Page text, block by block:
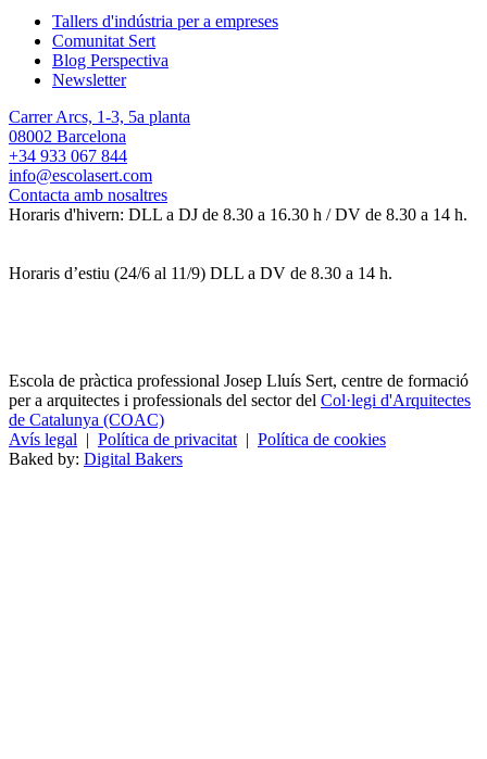
Tallers d'indústria per a empreses
Comunitat Sert
Blog Perspectiva
Newsletter
Carrer Arcs, 1-3, 5a planta
08002 Barcelona
+34 933 067 844
info@escolasert.com
Contacta amb nosaltres
Horaris d'hivern: DLL a DJ de 8.30 a 16.30 h / DV de 8.30 a 14 h.
Horaris d’estiu (24/6 al 11/9) DLL a DV de 8.30 a 14 h.
Escola de pràctica professional Josep Lluís Sert, centre de formació
per a arquitectes i professionals del sector del Col·legi d'Arquitectes
de Catalunya (COAC)
Avís legal | Política de privacitat | Política de cookies
Baked by: Digital Bakers